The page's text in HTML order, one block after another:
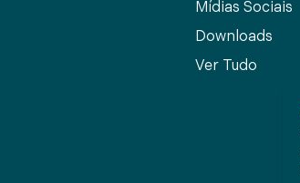
Mídias Sociais
Downloads
Ver Tudo